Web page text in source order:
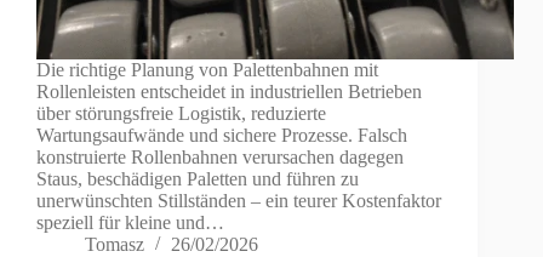
Die richtige Planung von Palettenbahnen mit
Rollenleisten entscheidet in industriellen Betrieben
über störungsfreie Logistik, reduzierte
Wartungsaufwände und sichere Prozesse. Falsch
konstruierte Rollenbahnen verursachen dagegen
Staus, beschädigen Paletten und führen zu
unerwünschten Stillständen – ein teurer Kostenfaktor
speziell für kleine und…
Tomasz
26/02/2026